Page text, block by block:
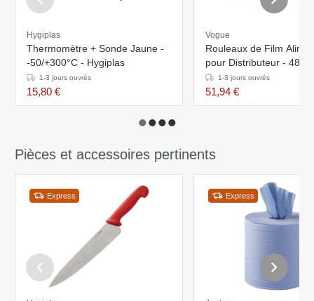
Hygiplas
Thermomètre + Sonde Jaune -
-50/+300°C - Hygiplas
1-3 jours ouvrés
15,80 €
Vogue
Rouleaux de Film
pour Distributeur - 488(H) x
206(L) x 63(P)mm
1-3 jours ouvrés
51,94 €
Pièces et accessoires pertinents
Express Express